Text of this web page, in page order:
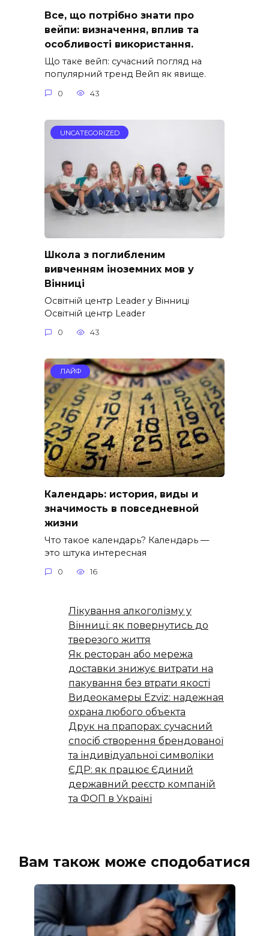
Все, що потрібно знати про
вейпи: визначення, вплив та
особливості використання.
Що таке вейп: сучасний погляд на
популярний тренд Вейп як явище.
0 43
UNCATEGORIZED
Школа з поглибленим
вивченням іноземних мов у
Вінниці
Освітній центр Leader у Вінниці
Освітній центр Leader
0 43
ЛАЙФ
Календарь: история, виды и
значимость в повседневной
жизни
Что такое календарь? Календарь —
это штука интересная
0 16
Лікування алкоголізму у
Вінниці: як повернутись до
тверезого життя
Як ресторан або мережа
доставки знижує витрати на
пакування без втрати якості
Видеокамеры Ezviz: надежная
охрана любого объекта
Друк на прапорах: сучасний
спосіб створення брендованої
та індивідуальної символіки
ЄДР: як працює Єдиний
державний реєстр компаній
та ФОП в Україні
Вам також може сподобатися